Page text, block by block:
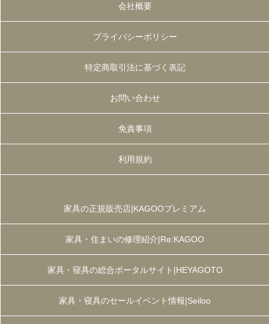
会社概要
プライバシーポリシー
特定商取引法に基づく表記
お問い合わせ
免責事項
利用規約
家具の正規販売店|KAGOOプレミアム
家具・住まいの修理紹介|Re:KAGOO
家具・寝具の総合ポータルサイト|HEYAGOTO
家具・寝具のセールイベント情報|Seiloo